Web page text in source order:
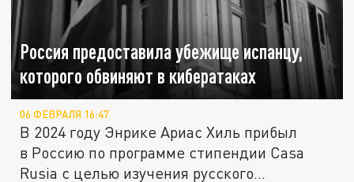
Россия предоставила убежище испанцу,
которого обвиняют в кибератаках
06 ФЕВРАЛЯ 16:47
В 2024 году Энрике Ариас Хиль прибыл
в Россию по программе стипендии Casa
Rusia с целью изучения русского...